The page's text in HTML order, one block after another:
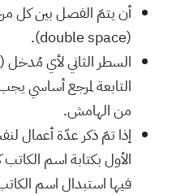
أن يتمّ الفصل بين كل
(double space).
السطر الثاني لأي مُدخل
من الهامش.
إذا تمّ ذكر عدّة أعمال
الأول بكتابة اسم الكاتب
فيها استبدال اسم